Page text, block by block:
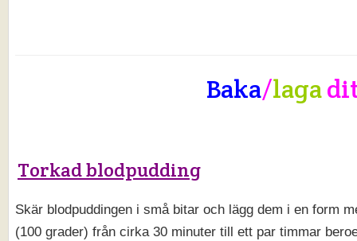
Baka/laga
Torkad blodpudding
Skär blodpuddingen i små bitar och lägg dem i en form
(100 grader) från cirka 30 minuter till ett par timmar